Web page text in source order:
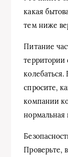
какая
тем ниже
Питание
спросите,
компании
нормальная
Проверьте,